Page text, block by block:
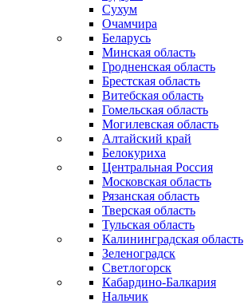
Сухум
Очамчира
Беларусь
Минская область
Гродненская область
Брестская область
Витебская область
Гомельская область
Могилевская область
Алтайский край
Белокуриха
Центральная Россия
Московская область
Рязанская область
Тверская область
Тульская область
Калининградская область
Зеленоградск
Светлогорск
Кабардино-Балкария
Нальчик